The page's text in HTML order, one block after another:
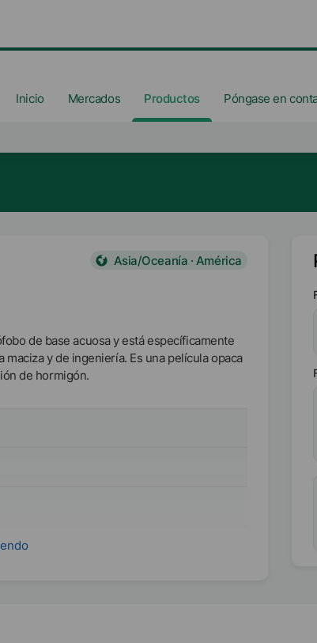
Inicio Mercados Productos Póngase en
Asia/Oceanía · América
de base acuosa y está específicamente
y de ingeniería. Es una película opaca
de hormigón.
acuosa